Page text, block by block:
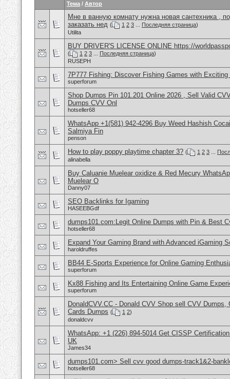
Тема / Автор
Мне в ванную комнату нужна новая сантехника ,
заказать нед ( 1 2 3 Последняя страница)
Utilita
BUY DRIVER'S LICENSE ONLINE https://
( 1 2 3 Последняя страница)
RUSEPH
7P777 Fishing: Discover Fishing Games with
superforum
Shop Dumps Pin 101.201 Online 2026 , Sell Valid
Dumps CVV Onl
hotseller68
WhatsApp +1(581) 942-4296 Buy Weed Hashish
Salmiya Fin
penson
How to play poppy playtime chapter 3? ( 1 2 3
alinabella
Buy Caluanie Muelear oxidize & Red Mecury
Muelear O
Danny07
SEO Backlinks for Igaming
HASEEBGdf
dumps101.com:Legit Online Dumps with Pin & Best
hotseller68
Expand Your Gaming Brand with Advanced iGaming
haroldruffes
BB44 E-Sports Experience for Online Gaming
superforum
Kx88 Fishing and Its Entertaining Online Game
superforum
DonaldCVV.CC - Donald CVV Shop sell CVV Dumps,
Cards Dumps ( 1 2)
donaldcvv
WhatsApp: +1 (226) 894-5014​ Get CISSP
UK
James34
dumps101.com> Sell cvv good dumps-track1&2-
hotseller68